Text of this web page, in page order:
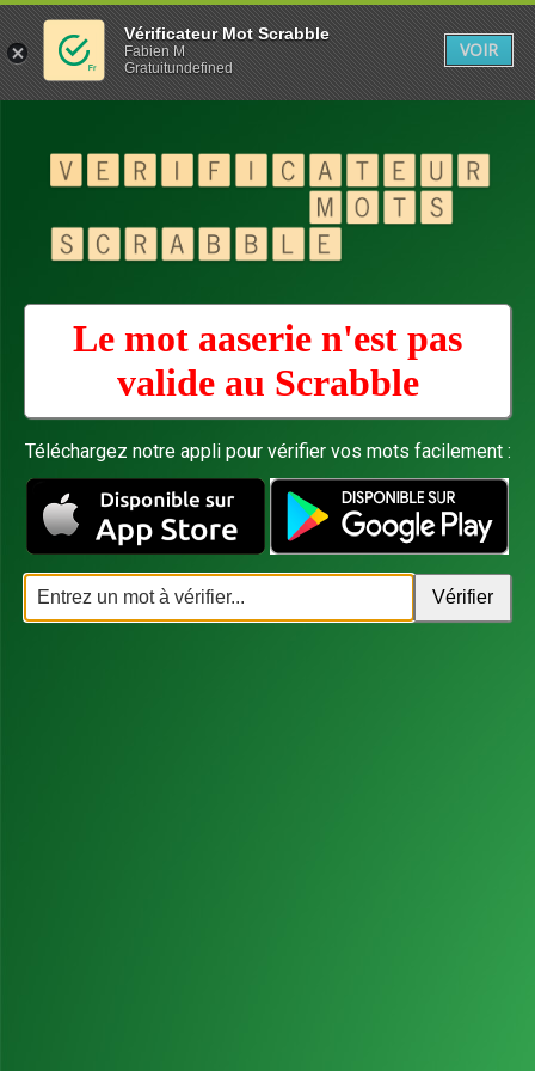
Le mot aaserie n'est pas
valide au Scrabble
Téléchargez notre appli pour vérifier vos mots facilement :
Vérificateur Mot Scrabble
Fabien M
Gratuitundefined
VOIR